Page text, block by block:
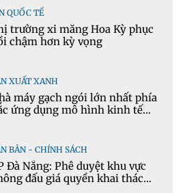
QUỐC TẾ
trường xi măng Hoa Kỳ phục
chậm hơn kỳ vọng
XUẤT XANH
máy gạch ngói lớn nhất phía
ứng dụng mô hình kinh tế
BẢN - CHÍNH SÁCH
Đà Nẵng: Phê duyệt khu vực
đấu giá quyền khai thác